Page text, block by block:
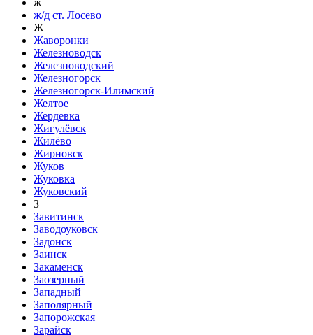
ж
ж/д ст. Лосево
Ж
Жаворонки
Железноводск
Железноводский
Железногорск
Железногорск-Илимский
Желтое
Жердевка
Жигулёвск
Жилёво
Жирновск
Жуков
Жуковка
Жуковский
З
Завитинск
Заводоуковск
Задонск
Заинск
Закаменск
Заозерный
Западный
Заполярный
Запорожская
Зарайск